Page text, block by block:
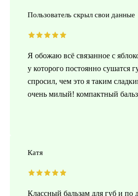
Пользователь скрыл свои данные
Я обожаю всё связанное с
у которого постоянно сушатся
спросил, чем это я таким
очень милый! компактный
Катя
Классный бальзам для губ и по